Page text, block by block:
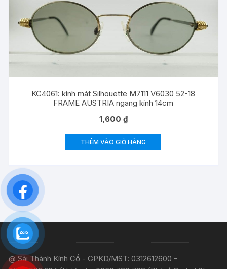
KC4061: kính mát Silhouette M7111 V6030 52-18
FRAME AUSTRIA ngang kính 14cm
1,600 ₫
THÊM VÀO GIỎ HÀNG
@ Sài Thành Kính Cổ - GPKD/MST: 0312612600 -